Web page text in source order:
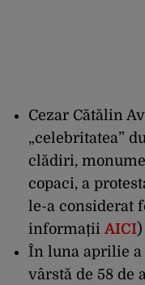
Cezar Cătălin
„celebritatea”
clădiri,
copaci, a
le-a considerat
informațiiAICI)
În luna aprilie a
vârstă de 58 de